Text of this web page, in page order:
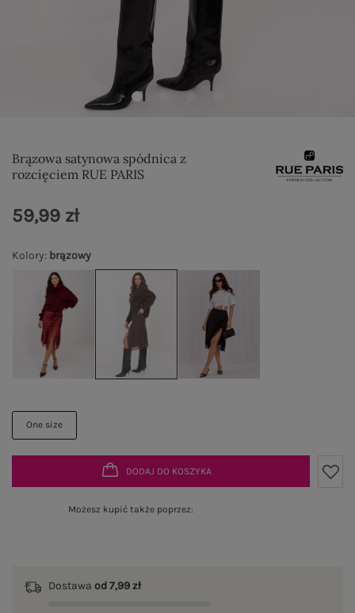
Brązowa satynowa spódnica z
rozcięciem RUE PARIS
Kolory: brązowy
One size
59,99 zł
DODAJ DO KOSZYKA
Możesz kupić także poprzez:
Dostawa od 7,99 zł